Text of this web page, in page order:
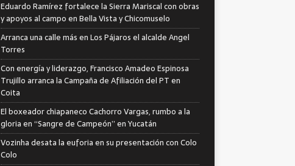
Eduardo Ramírez fortalece la Sierra Mariscal con obras
y apoyos al campo en Bella Vista y Chicomuselo
Arranca una calle más en Los Pájaros el alcalde Angel
Torres
Con energía y liderazgo, Francisco Amadeo Espinosa
Trujillo arranca la Campaña de Afiliación del PT en
Coita
El boxeador chiapaneco Cachorro Vargas, rumbo a la
gloria en “Sangre de Campeón” en Yucatán
Vozinha desata la euforia en su presentación con Colo
Colo